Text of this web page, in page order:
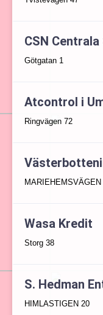
CSN
Götgatan 1
Atcontrol i
Ringvägen 72
MARIEHEMSVÄGEN
Wasa Kredit
Storg 38
S. Hedman
HIMLASTIGEN 20